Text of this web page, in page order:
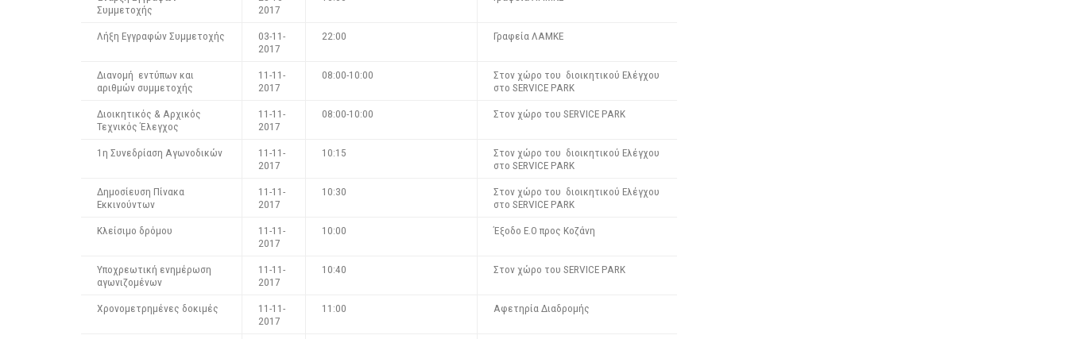
Συμμετοχής
2017
Λήξη Eγγραφών Συμμετοχής
03-11-
2017
22:00 Γραφεία ΛΑΜΚΕ
Διανομή εντύπων και
αριθμών συμμετοχής
11-11-
2017
08:00-10:00
Στον χώρο του διοικητικού Ελέγχου
στο SERVICE PARK
Διοικητικός & Αρχικός
Τεχνικός Έλεγχος
11-11-
2017
08:00-10:00 Στον χώρο του SERVICE PARK
1η Συνεδρίαση Αγωνοδικών
11-11-
2017
10:15
Στον χώρο του διοικητικού Ελέγχου
στο SERVICE PARK
Δημοσίευση Πίνακα
Εκκινούντων
11-11-
2017
10:30
Στον χώρο του διοικητικού Ελέγχου
στο SERVICE PARK
Κλείσιμο δρόμου
11-11-
2017
10:00 Έξοδο Ε.Ο προς Κοζάνη
Υποχρεωτική ενημέρωση
αγωνιζομένων
11-11-
2017
10:40 Στον χώρο του SERVICE PARK
Χρονομετρημένες δοκιμές
11-11-
2017
11:00 Αφετηρία Διαδρομής